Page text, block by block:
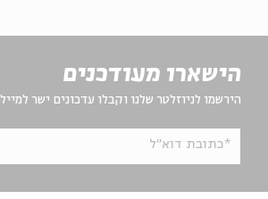
הישארו מעודכנים
הירשמו לניוזלטר שלנו וקבלו עדכונים ישר למייל
*כתובת דוא"ל